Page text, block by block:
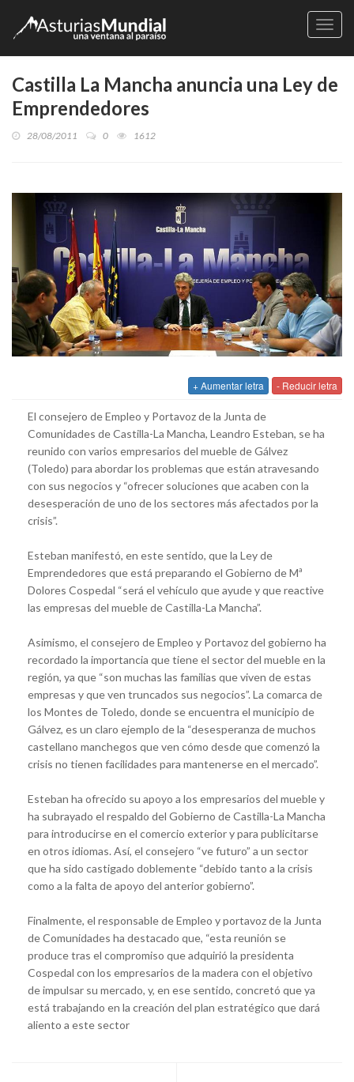
Castilla La Mancha anuncia una Ley de
Emprendedores
28/08/2011 0 1612
+ Aumentar letra - Reducir letra
El consejero de Empleo y Portavoz de la Junta de
Comunidades de Castilla-La Mancha, Leandro Esteban, se ha
reunido con varios empresarios del mueble de Gálvez
(Toledo) para abordar los problemas que están atravesando
con sus negocios y “ofrecer soluciones que acaben con la
desesperación de uno de los sectores más afectados por la
crisis”.
Esteban manifestó, en este sentido, que la Ley de
Emprendedores que está preparando el Gobierno de Mª
Dolores Cospedal “será el vehículo que ayude y que reactive
las empresas del mueble de Castilla-La Mancha”.
Asimismo, el consejero de Empleo y Portavoz del gobierno ha
recordado la importancia que tiene el sector del mueble en la
región, ya que “son muchas las familias que viven de estas
empresas y que ven truncados sus negocios”. La comarca de
los Montes de Toledo, donde se encuentra el municipio de
Gálvez, es un claro ejemplo de la “desesperanza de muchos
castellano manchegos que ven cómo desde que comenzó la
crisis no tienen facilidades para mantenerse en el mercado”.
Esteban ha ofrecido su apoyo a los empresarios del mueble y
ha subrayado el respaldo del Gobierno de Castilla-La Mancha
para introducirse en el comercio exterior y para publicitarse
en otros idiomas. Así, el consejero “ve futuro” a un sector
que ha sido castigado doblemente “debido tanto a la crisis
como a la falta de apoyo del anterior gobierno”.
Finalmente, el responsable de Empleo y portavoz de la Junta
de Comunidades ha destacado que, “esta reunión se
produce tras el compromiso que adquirió la presidenta
Cospedal con los empresarios de la madera con el objetivo
de impulsar su mercado, y, en ese sentido, concretó que ya
está trabajando en la creación del plan estratégico que dará
aliento a este sector